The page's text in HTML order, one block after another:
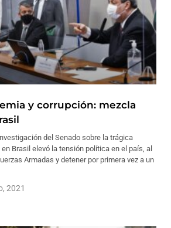
y corrupción: mezcla
del Senado sobre la trágica
Brasil elevó la tensión política en el país, al
Armadas y detener por primera vez a un
2021